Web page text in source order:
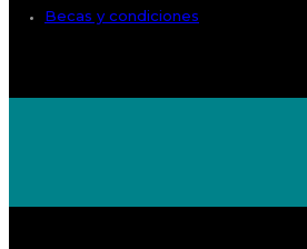
Becas y condiciones